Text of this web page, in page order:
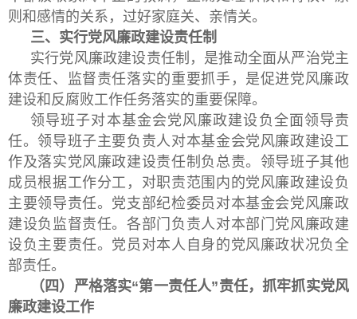
则和感情的关系，过好家庭关、亲情关。
三、实行党风廉政建设责任制
实行党风廉政建设责任制，是推动全面从严治党主
体责任、监督责任落实的重要抓手，是促进党风廉政
建设和反腐败工作任务落实的重要保障。
领导班子对本基金会党风廉政建设负全面领导责
任。领导班子主要负责人对本基金会党风廉政建设工
作及落实党风廉政建设责任制负总责。领导班子其他
成员根据工作分工，对职责范围内的党风廉政建设负
主要领导责任。党支部纪检委员对本基金会党风廉政
建设负监督责任。各部门负责人对本部门党风廉政建
设负主要责任。党员对本人自身的党风廉政状况负全
部责任。
（四）严格落实“第一责任人”责任，抓牢抓实党风
廉政建设工作